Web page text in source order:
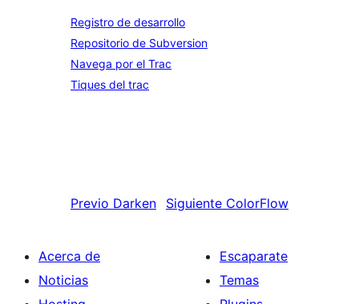
Registro de desarrollo
Repositorio de Subversion
Navega por el Trac
Tiques del trac
Previo Darken Siguiente ColorFlow
Acerca de
Noticias
Escaparate
Temas